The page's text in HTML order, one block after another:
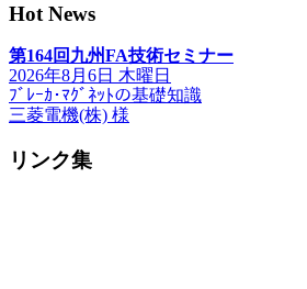
Hot News
第164回九州FA技術セミナー
2026年8月6日 木曜日
ﾌﾞﾚｰｶ･ﾏｸﾞﾈｯﾄの基礎知識
三菱電機(株) 様
リンク集